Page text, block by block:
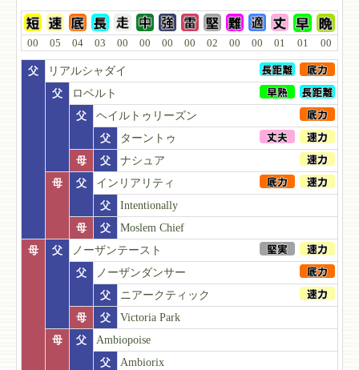
00 05 04 03 00 00 00 00 02 00 00 01 01 00
父
リアルシャダイ
父
ロベルト
父
ヘイルトゥリーズン
父
ターントゥ
母
父
ナシュア
母
父
インリアリティ
父
Intentionally
母
父
Moslem Chief
母
父
ノーザンテースト
父
ノーザンダンサー
父
ニアークティック
母
父
Victoria Park
母
父
Ambiopoise
父
Ambiorix